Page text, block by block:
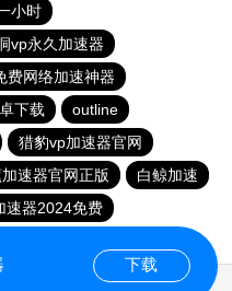
小时
vp永久加速器
费网络加速神器
下载
outline
猎豹vp加速器官网
速器官网正版
白鲸加速
速器2024免费
下载